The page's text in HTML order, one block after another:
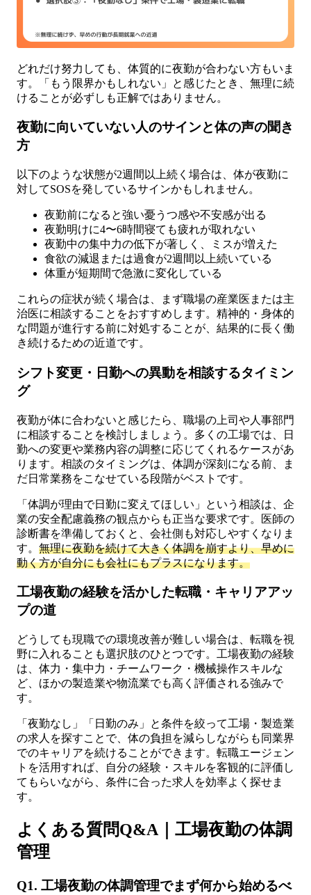
どれだけ努力しても、体質的に夜勤が合わない方もいま
す。「もう限界かもしれない」と感じたとき、無理に続
けることが必ずしも正解ではありません。
夜勤に向いていない人のサインと体の声の聞き
方
以下のような状態が2週間以上続く場合は、体が夜勤に
対してSOSを発しているサインかもしれません。
夜勤前になると強い憂うつ感や不安感が出る
夜勤明けに4〜6時間寝ても疲れが取れない
夜勤中の集中力の低下が著しく、ミスが増えた
食欲の減退または過食が2週間以上続いている
体重が短期間で急激に変化している
これらの症状が続く場合は、まず職場の産業医または主
治医に相談することをおすすめします。精神的・身体的
な問題が進行する前に対処することが、結果的に長く働
き続けるための近道です。
シフト変更・日勤への異動を相談するタイミン
グ
夜勤が体に合わないと感じたら、職場の上司や人事部門
に相談することを検討しましょう。多くの工場では、日
勤への変更や業務内容の調整に応じてくれるケースがあ
ります。相談のタイミングは、体調が深刻になる前、ま
だ日常業務をこなせている段階がベストです。
「体調が理由で日勤に変えてほしい」という相談は、企
業の安全配慮義務の観点からも正当な要求です。医師の
診断書を準備しておくと、会社側も対応しやすくなりま
す。 無理に夜勤を続けて大きく体調を崩すより、早めに
動く方が自分にも会社にもプラスになります。
工場夜勤の経験を活かした転職・キャリアアッ
プの道
どうしても現職での環境改善が難しい場合は、転職を視
野に入れることも選択肢のひとつです。工場夜勤の経験
は、体力・集中力・チームワーク・機械操作スキルな
ど、ほかの製造業や物流業でも高く評価される強みで
す。
「夜勤なし」「日勤のみ」と条件を絞って工場・製造業
の求人を探すことで、体の負担を減らしながらも同業界
でのキャリアを続けることができます。転職エージェン
トを活用すれば、自分の経験・スキルを客観的に評価し
てもらいながら、条件に合った求人を効率よく探せま
す。
よくある質問Q&A｜工場夜勤の体調
管理
Q1. 工場夜勤の体調管理でまず何から始めるべ